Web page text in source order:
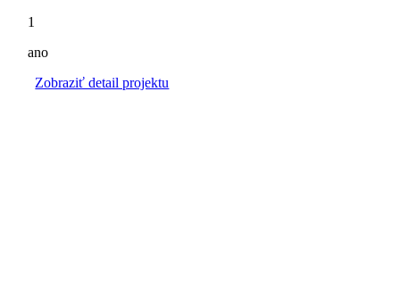
1
ano
Zobraziť detail projektu